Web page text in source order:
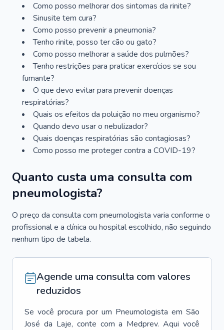
Como posso melhorar dos sintomas da rinite?
Sinusite tem cura?
Como posso prevenir a pneumonia?
Tenho rinite, posso ter cão ou gato?
Como posso melhorar a saúde dos pulmões?
Tenho restrições para praticar exercícios se sou
fumante?
O que devo evitar para prevenir doenças
respiratórias?
Quais os efeitos da poluição no meu organismo?
Quando devo usar o nebulizador?
Quais doenças respiratórias são contagiosas?
Como posso me proteger contra a COVID-19?
Quanto custa uma consulta com
pneumologista?
O preço da consulta com pneumologista varia conforme o
profissional e a clínica ou hospital escolhido, não seguindo
nenhum tipo de tabela.
Agende uma consulta com valores
reduzidos
Se você procura por um Pneumologista em São
José da Laje, conte com a Medprev. Aqui você